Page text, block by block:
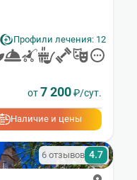
Профили лечения: 12
от7 200₽/сут.
Наличие и цены
6 отзывов 4.7